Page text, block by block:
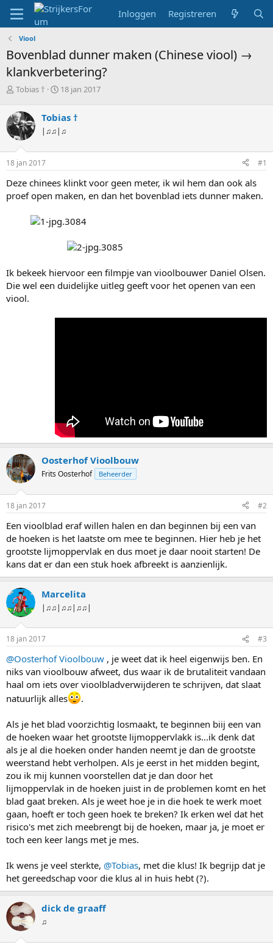
Inloggen Registreren
Viool
Bovenblad dunner maken (Chinese viool) →
klankverbetering?
T
p
i
c
s
t
a
t
e
Tobias †
S
r
t
a
m
18 jan 2017
Tobias †
|♫♫|♫
18 jan 2017 #1
Deze chinees klinkt voor geen meter, ik wil hem dan ook als
proef open maken, en dan het bovenblad iets dunner maken.
Ik bekeek hiervoor een filmpje van vioolbouwer Daniel Olsen.
Die wel een duidelijke uitleg geeft voor het openen van een
viool.
Oosterhof Vioolbouw
Frits Oosterhof Beheerder
18 jan 2017 #2
Een vioolblad eraf willen halen en dan beginnen bij een van
de hoeken is het laatste om mee te beginnen. Hier heb je het
grootste lijmoppervlak en dus moet je daar nooit starten! De
kans dat er dan een stuk hoek afbreekt is aanzienlijk.
Marcelita
|♫♫|♫♫|♫♫|
18 jan 2017 #3
@Oosterhof Vioolbouw , je weet dat ik heel eigenwijs ben. En
niks van vioolbouw afweet, dus waar ik de brutaliteit vandaan
haal om iets over vioolbladverwijderen te schrijven, dat slaat
natuurlijk alles
.
Als je het blad voorzichtig losmaakt, te beginnen biij een van
de hoeken waar het grootste lijmoppervlakk is...ik denk dat
als je al die hoeken onder handen neemt je dan de grootste
weerstand hebt verholpen. Als je eerst in het midden begint,
zou ik mij kunnen voorstellen dat je dan door het
lijmoppervlak in de hoeken juist in de problemen komt en het
blad gaat breken. Als je weet hoe je in die hoek te werk moet
gaan, hoeft er toch geen hoek te breken? Ik erken wel dat het
risico's met zich meebrengt bij de hoeken, maar ja, je moet er
toch een keer langs met je mes.
Ik wens je veel sterkte, @Tobias, met die klus! Ik begrijp dat je
het gereedschap voor die klus al in huis hebt (?).
dick de graaff
♫